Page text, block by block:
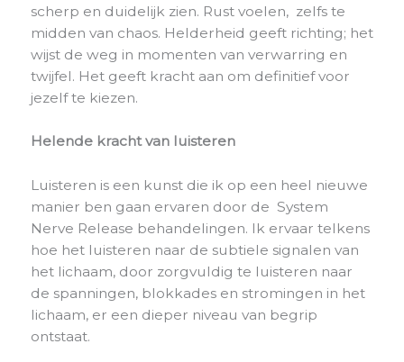
scherp en duidelijk zien. Rust voelen, zelfs te
midden van chaos. Helderheid geeft richting; het
wijst de weg in momenten van verwarring en
twijfel. Het geeft kracht aan om definitief voor
jezelf te kiezen.
Helende kracht van luisteren
Luisteren is een kunst die ik op een heel nieuwe
manier ben gaan ervaren door de System
Nerve Release behandelingen. Ik ervaar telkens
hoe het luisteren naar de subtiele signalen van
het lichaam, door zorgvuldig te luisteren naar
de spanningen, blokkades en stromingen in het
lichaam, er een dieper niveau van begrip
ontstaat.